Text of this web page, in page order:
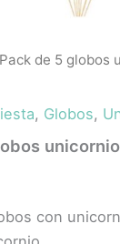
de 5 globos
, Globos,
con